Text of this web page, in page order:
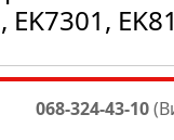
EK7301,
068-324-43-10